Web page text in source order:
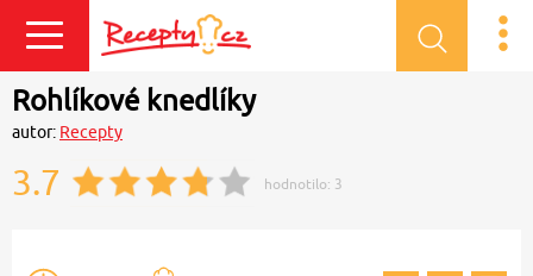
Přihlásit se
Rohlíkové knedlíky
autor: Recepty
3.7 hodnotilo: 3